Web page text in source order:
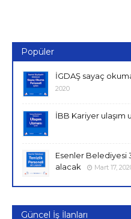
Popüler
İGDAŞ sayaç
2020
İBB Kariyer ulaşım
Esenler
alacak
Mart 17,
Güncel İş İlanları